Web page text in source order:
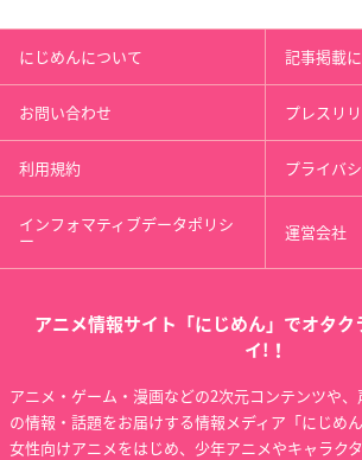
にじめんについて 記事掲載
お問い合わせ プレスリ
利用規約 プライバ
インフォマティブデータポリシ
ー 運営会社
アニメ情報サイト「にじめん」でオタク
イ!！
アニメ・ゲーム・漫画などの2次元コンテンツや
の情報・話題をお届けする情報メディア「にじめん
女性向けアニメをはじめ、少年アニメやキャラク